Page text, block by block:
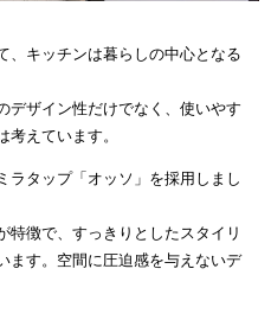
、キッチンは暮らしの中心となる
デザイン性だけでなく、使いやす
えています。
ラタップ「オッソ」を採用しまし
特徴で、すっきりとしたスタイリ
ます。空間に圧迫感を与えないデ